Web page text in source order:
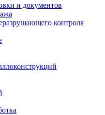
и документов
контроля